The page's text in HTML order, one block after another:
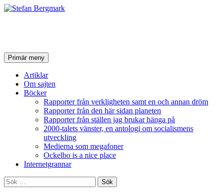
SökPrimär meny Hoppa
till
innehåll
Artiklar
Om sajten
Böcker
Rapporter från verkligheten samt en och annan dröm
Rapporter från den här sidan planeten
Rapporter från ställen jag brukar hänga på
2000-talets vänster, en antologi om socialismens
utveckling
Medierna som megafoner
Ockelbo is a nice place
Internetgrannar
Sök
efter: